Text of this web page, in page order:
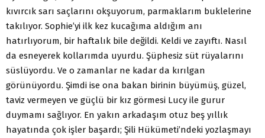
kıvırcık sarı saçlarını okşuyorum, parmaklarım buklelerine
takılıyor. Sophie’yi ilk kez kucağıma aldığım anı
hatırlıyorum, bir haftalık bile değildi. Keldi ve zayıftı. Nasıl
da esneyerek kollarımda uyurdu. Şüphesiz süt rüyalarını
süslüyordu. Ve o zamanlar ne kadar da kırılgan
görünüyordu. Şimdi ise ona bakan birinin büyümüş, güzel,
taviz vermeyen ve güçlü bir kız görmesi Lucy ile gurur
duymamı sağlıyor. En yakın arkadaşım otuz beş yıllık
hayatında çok işler başardı; Şili Hükümeti’ndeki yozlaşmayı